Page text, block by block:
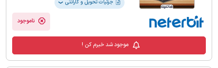
جزئیات تحویل و گارانتی ❯
ناموجود
موجود شد خبرم کن !